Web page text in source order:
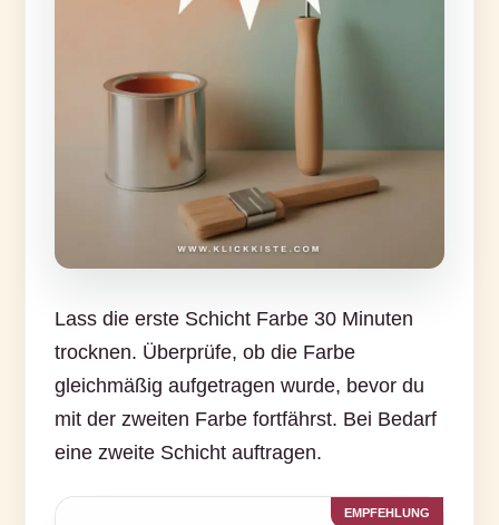
Lass die erste Schicht Farbe 30 Minuten
trocknen. Überprüfe, ob die Farbe
gleichmäßig aufgetragen wurde, bevor du
mit der zweiten Farbe fortfährst. Bei Bedarf
eine zweite Schicht auftragen.